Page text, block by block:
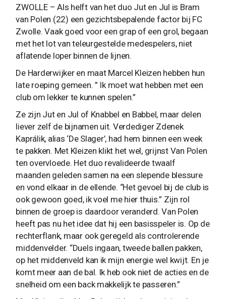
ZWOLLE – Als helft van het duo Jut en Jul is Bram
van Polen (22) een gezichtsbepalende factor bij FC
Zwolle. Vaak goed voor een grap of een grol, begaan
met het lot van teleurgestelde medespelers, niet
aflatende loper binnen de lijnen.
De Harderwijker en maat Marcel Kleizen hebben hun
late roeping gemeen. ” Ik moet wat hebben met een
club om lekker te kunnen spelen.”
Ze zijn Jut en Jul of Knabbel en Babbel, maar delen
liever zelf de bijnamen uit. Verdediger Zdenek
Kaprálik, alias ‘De Slager’, had hem binnen een week
te pakken. Met Kleizen klikt het wel, grijnst Van Polen
ten overvloede. Het duo revalideerde twaalf
maanden geleden samen na een slepende blessure
en vond elkaar in de ellende. “Het gevoel bij de club is
ook gewoon goed, ik voel me hier thuis.” Zijn rol
binnen de groep is daardoor veranderd. Van Polen
heeft pas nu het idee dat hij een basisspeler is. Op de
rechterflank, maar ook geregeld als controlerende
middenvelder. “Duels ingaan, tweede ballen pakken,
op het middenveld kan ik mijn energie wel kwijt. En je
komt meer aan de bal. Ik heb ook niet de acties en de
snelheid om een back makkelijk te passeren.”